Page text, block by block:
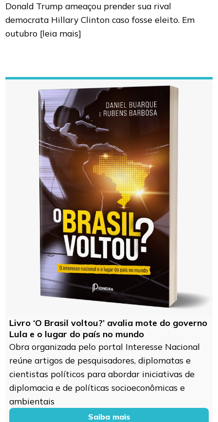
Donald Trump ameaçou prender sua rival
democrata Hillary Clinton caso fosse eleito. Em
outubro [leia mais]
Livro ‘O Brasil voltou?’ avalia mote do governo
Lula e o lugar do país no mundo
Obra organizada pelo portal Interesse Nacional
reúne artigos de pesquisadores, diplomatas e
cientistas políticos para abordar iniciativas de
diplomacia e de políticas socioeconômicas e
ambientais
Saiba mais